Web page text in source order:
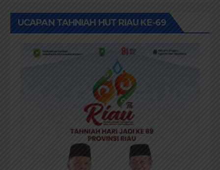
UCAPAN TAHNIAH HUT RIAU KE-69